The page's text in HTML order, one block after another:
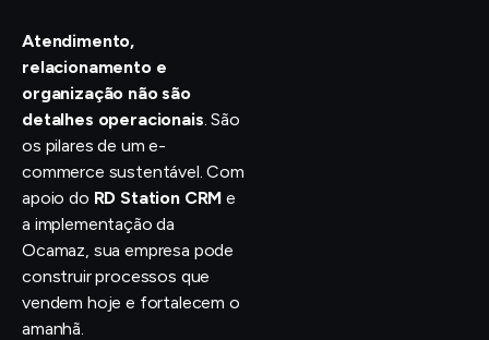
Atendimento,
relacionamento e
organização não são
detalhes operacionais. São
os pilares de um e-
commerce sustentável. Com
apoio do RD Station CRM e
a implementação da
Ocamaz, sua empresa pode
construir processos que
vendem hoje e fortalecem o
amanhã.